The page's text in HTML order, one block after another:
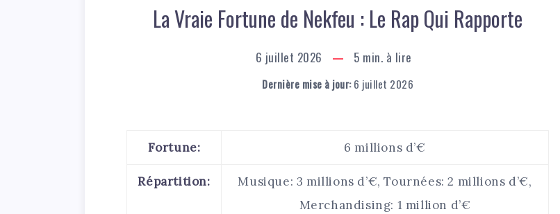
La Vraie Fortune de Nekfeu : Le Rap Qui Rapporte
6 juillet 2026 5 min. à lire
Dernière mise à jour:6 juillet 2026
Fortune: 6 millions d’€
Répartition:
Musique: 3 millions d’€, Tournées: 2 millions d’€,
Merchandising: 1 million d’€